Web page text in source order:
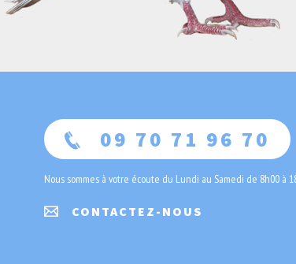
09 70 71 96 70
Nous sommes à votre écoute du Lundi au Samedi de 8h00 à
CONTACTEZ-NOUS